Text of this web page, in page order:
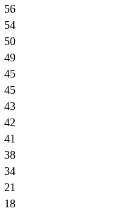
56
54
50
49
45
45
43
42
41
38
34
21
18